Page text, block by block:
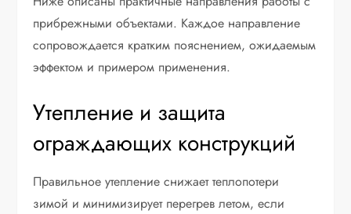
прибрежными объектами. Каждое направление
сопровождается кратким пояснением, ожидаемым
эффектом и примером применения.
Утепление и защита
ограждающих конструкций
Правильное утепление снижает теплопотери
зимой и минимизирует перегрев летом, если